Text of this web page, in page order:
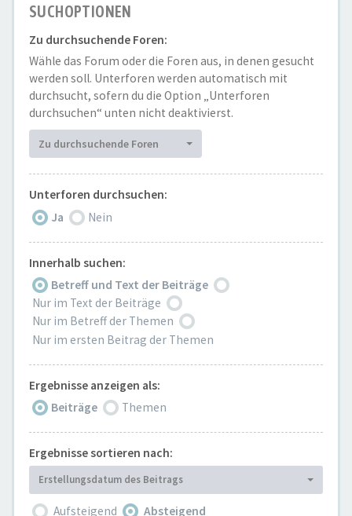
SUCHOPTIONEN
Zu durchsuchende Foren:
Wähle das Forum oder die Foren aus, in denen gesucht
werden soll. Unterforen werden automatisch mit
durchsucht, sofern du die Option „Unterforen
durchsuchen“ unten nicht deaktivierst.
Zu durchsuchende Foren
Unterforen durchsuchen:
Ja
Nein
Innerhalb suchen:
Betreff und Text der Beiträge
Nur im Text der Beiträge
Nur im Betreff der Themen
Nur im ersten Beitrag der Themen
Ergebnisse anzeigen als:
Beiträge
Themen
Ergebnisse sortieren nach:
Erstellungsdatum des Beitrags
Aufsteigend Absteigend